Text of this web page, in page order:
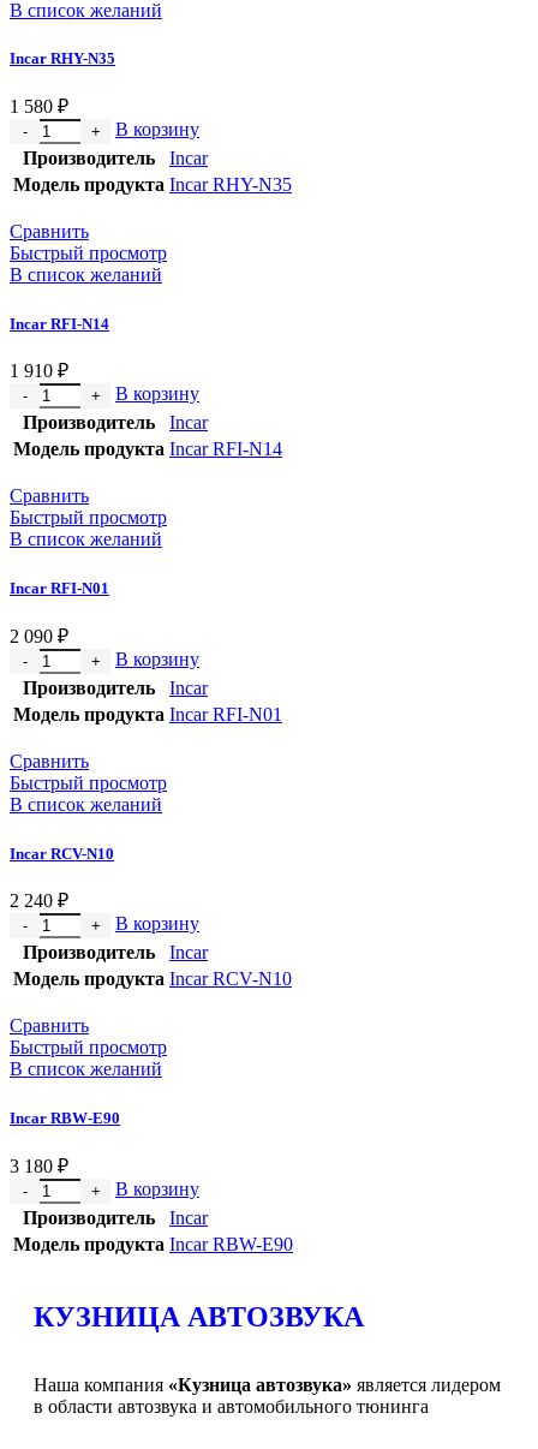
В список желаний
Incar RHY-N35
1 580 ₽
В корзину
Производитель
Incar
Модель продукта Incar RHY-N35
Сравнить
Быстрый просмотр
В список желаний
Incar RFI-N14
1 910 ₽
В корзину
Производитель
Incar
Модель продукта Incar RFI-N14
Сравнить
Быстрый просмотр
В список желаний
Incar RFI-N01
2 090 ₽
В корзину
Производитель
Incar
Модель продукта Incar RFI-N01
Сравнить
Быстрый просмотр
В список желаний
Incar RCV-N10
2 240 ₽
В корзину
Производитель
Incar
Модель продукта Incar RCV-N10
Сравнить
Быстрый просмотр
В список желаний
Incar RBW-Е90
3 180 ₽
В корзину
Производитель
Incar
Модель продукта Incar RBW-Е90
КУЗНИЦА АВТОЗВУКА
Наша компания «Кузница автозвука» является лидером
в области автозвука и автомобильного тюнинга